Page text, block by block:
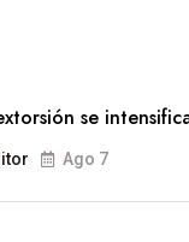
se
Ago 7